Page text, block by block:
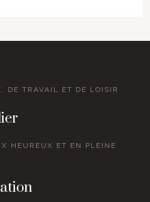
DE TRAVAIL ET DE LOISIR
HEUREUX ET EN PLEINE